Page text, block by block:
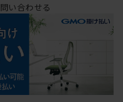
い合わせる